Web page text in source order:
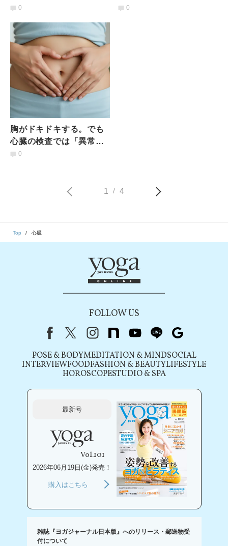
ぎ血管リスク”を防ぐ可能
0
層は特に影響があること
0
胸がドキドキする。でも
心臓の検査では「異常な
し」胃腸の調子が心臓に
0
1 / 4
Top 心臓
FOLLOW US
FacebookX（旧Twitter）
instagram
note youtubeline
POSE & BODYMEDITATION & MINDSOCIAL
INTERVIEWFOODFASHION & BEAUTYLIFESTYLE
HOROSCOPESTUDIO & SPA
最新号
Vol.101
2026年06月19日(金)発売！
購入はこちら
雑誌『ヨガジャーナル日本版』へのリリース・郵送物受
付について